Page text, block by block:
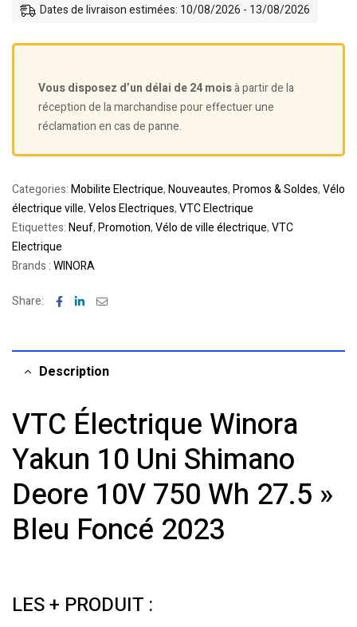
Dates de livraison estimées: 10/08/2026 - 13/08/2026
Vous disposez d’un délai de 24 moisà partir de la
réception de la marchandise pour effectuer une
réclamation en cas de panne.
Categories:Mobilite Electrique,Nouveautes,Promos & Soldes,Vélo
électrique ville,Velos Electriques,VTC Electrique
Etiquettes:Neuf,Promotion,Vélo de ville électrique,VTC
Electrique
Brands :WINORA
Share: Facebook
LinkedinEmail
Description
VTC Électrique Winora
Yakun 10 Uni Shimano
Deore 10V 750 Wh 27.5 »
Bleu Foncé 2023
LES + PRODUIT :